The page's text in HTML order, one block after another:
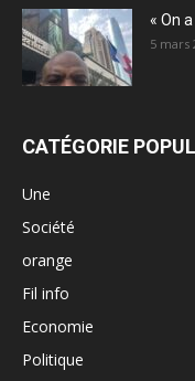
« On
5 mars
CATÉGORIE
Une
Société
orange
Fil info
Economie
Politique